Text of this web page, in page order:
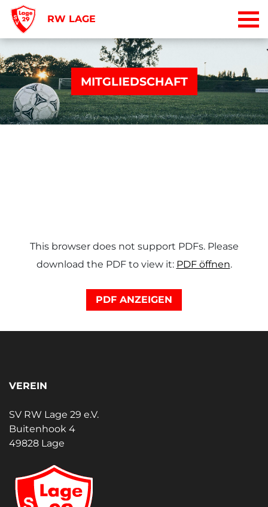
RW LAGE
MITGLIEDSCHAFT
This browser does not support PDFs. Please
download the PDF to view it: PDF öffnen.
PDF ANZEIGEN
VEREIN
SV RW Lage 29 e.V.
Buitenhook 4
49828 Lage